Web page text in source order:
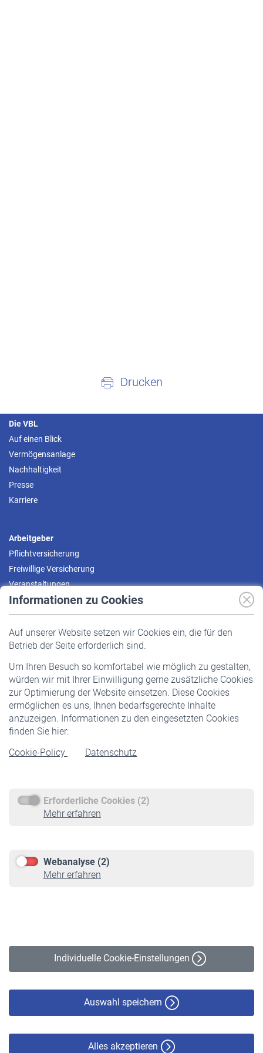
Informationen zu Cookies
Auf unserer Website setzen wir Cookies ein, die für den
Betrieb der Seite erforderlich sind.
Um Ihren Besuch so komfortabel wie möglich zu gestalten,
würden wir mit Ihrer Einwilligung gerne zusätzliche Cookies
zur Optimierung der Website einsetzen. Diese Cookies
ermöglichen es uns, Ihnen bedarfsgerechte Inhalte
anzuzeigen. Informationen zu den eingesetzten Cookies
finden Sie hier:
Cookie-Policy
Datenschutz
Erforderliche Cookies (2)
Mehr erfahren
Webanalyse (2)
Mehr erfahren
Individuelle Cookie-Einstellungen
Auswahl speichern
Alles akzeptieren
Drucken
Die VBL
Auf einen Blick
Vermögensanlage
Nachhaltigkeit
Presse
Karriere
Arbeitgeber
Pflichtversicherung
Freiwillige Versicherung
Veranstaltungen
Pflichtversicherung
Staatliche Förderung
Veranstaltungen
Rentner
Rentenbeginn
Rente beantragen
Service
Informationen
Online-Rechner
VBLnewsletter
Erklärung zur Barrierefreiheit